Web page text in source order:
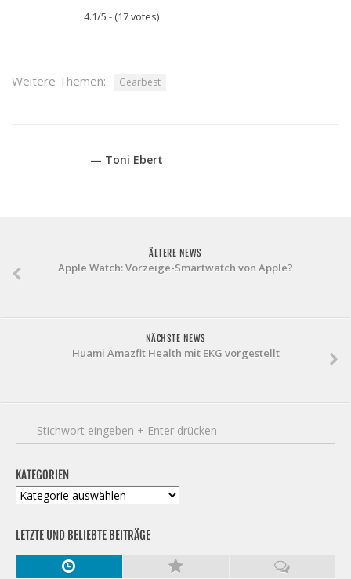
4.1/5 - (17 votes)
Weitere Themen: Gearbest
— Toni Ebert
ÄLTERE NEWS
Apple Watch: Vorzeige-Smartwatch von Apple?
NÄCHSTE NEWS
Huami Amazfit Health mit EKG vorgestellt
KATEGORIEN
Kategorien
LETZTE UND BELIEBTE BEITRÄGE